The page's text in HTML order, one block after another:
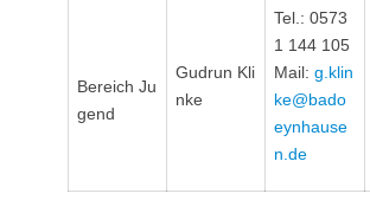
Bereich Ju
gend
Gudrun Kli
nke
Tel.: 0573
1 144 105
Mail: g.klin
ke@bado
eynhause
n.de